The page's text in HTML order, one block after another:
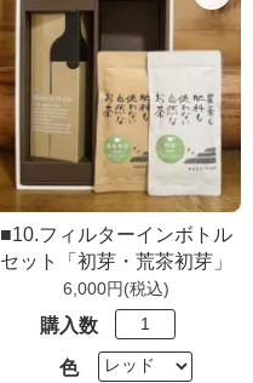
■10.フィルターインボトル
セット「初芽・荒茶初芽」
6,000円(税込)
購入数
色